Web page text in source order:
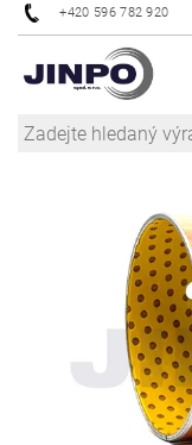
+420 596 782 920